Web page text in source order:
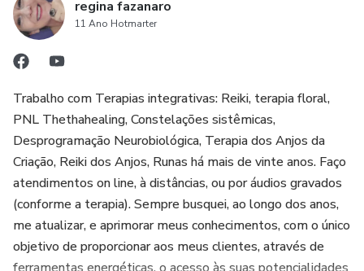
liberar, soltar da memória das suas células sentimentos e
emoções que você guarda desde sempre, porque foi
ensinado (a) de que é feio sentir raiva , e falar sobre isso.
Pessoas boas não sentem raiva. E se fosse possível liberar
da memória de suas células todos esses pontos de vista
que você traz como verdade, e vem acumulando em seu
inconsciente e somatizando em seu corpo emoções e
sentimentos que não foram verbalizados de forma
assertiva ?Quanto mais você ouvir o áudio, mais você
sentirá as liberações, e logo sentirá alívio e mudanças
positivas em suas emoções e seu corpo. Basta que confie
e receba. Não tem contraindicação, é uma sessão incrível e
que irá trazer muitos benefícios. Acesso vitalício após a
regina fazanaro
11 Ano Hotmarter
Trabalho com Terapias integrativas: Reiki, terapia floral,
PNL Thethahealing, Constelações sistêmicas,
Desprogramação Neurobiológica, Terapia dos Anjos da
Criação, Reiki dos Anjos, Runas há mais de vinte anos. Faço
atendimentos on line, à distâncias, ou por áudios gravados
(conforme a terapia). Sempre busquei, ao longo dos anos,
me atualizar, e aprimorar meus conhecimentos, com o único
objetivo de proporcionar aos meus clientes, através de